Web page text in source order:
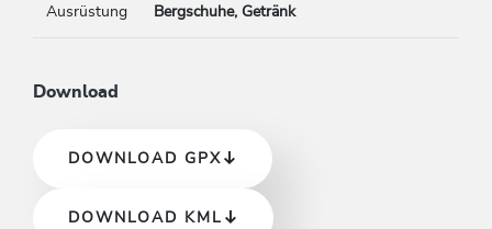
Ausrüstung Bergschuhe, Getränk
Download
DOWNLOAD GPX
DOWNLOAD KML